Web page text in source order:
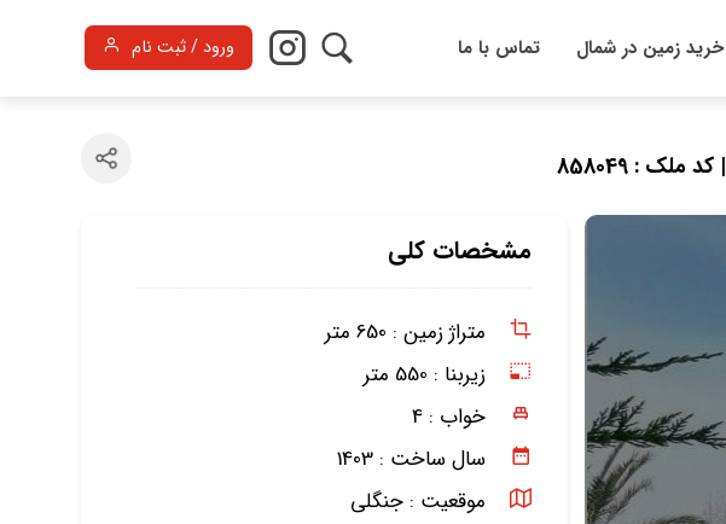
خرید زمین در شمال تماس با ما ورود / ثبت نام
| کد ملک : 858049
مشخصات کلی
متراژ زمین : 650 متر
زیربنا : 550 متر
خواب : 4
سال ساخت : 1403
موقعیت : جنگلی